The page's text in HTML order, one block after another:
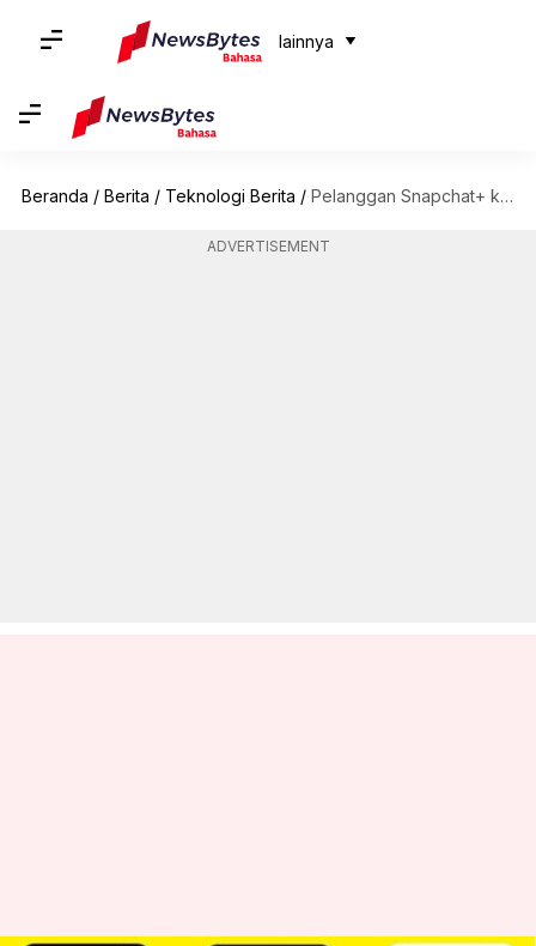
lainnya
Beranda / Berita / Teknologi Berita / Pelanggan Snapchat+ kini dapat berbagi foto yang dihasilkan AI: Begini caranya
ADVERTISEMENT